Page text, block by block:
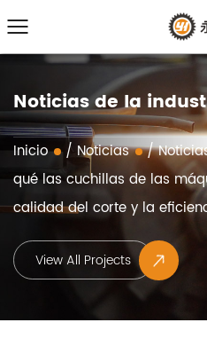
Noticias de la
Inicio / Noticias /
qué las cuchillas de las
calidad del corte y la
View All Projects